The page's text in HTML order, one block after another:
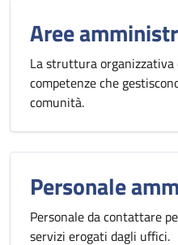
Aree
La struttura organizzativa
competenze che
comunità.
Personale
Personale da contattare
servizi erogati dagli uffici.